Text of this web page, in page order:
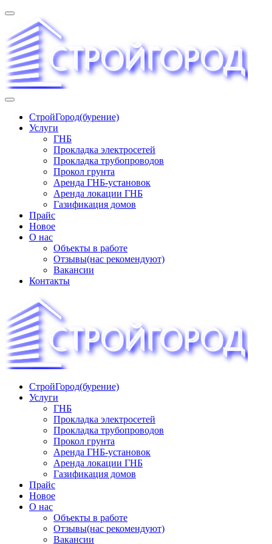
Перейти
содержимому
трудопроводов ∿ Газификация жилого сектора ✆
+74951573444
СтройГород(бурение)
Услуги
ГНБ
Прокладка электросетей
Прокладка трубопроводов
Прокол грунта
Аренда ГНБ-установок
Аренда локации ГНБ
Газификация домов
Прайс
Новое
О нас
Объекты в работе
Отзывы(нас рекомендуют)
Вакансии
Контакты
«СТРОЙГОРОД» ∿ Бурение ∿ ГНБ ∿ Прокладка
трудопроводов ∿ Газификация жилого сектора ✆
+74951573444
СтройГород(бурение)
Услуги
ГНБ
Прокладка электросетей
Прокладка трубопроводов
Прокол грунта
Аренда ГНБ-установок
Аренда локации ГНБ
Газификация домов
Прайс
Новое
О нас
Объекты в работе
Отзывы(нас рекомендуют)
Вакансии